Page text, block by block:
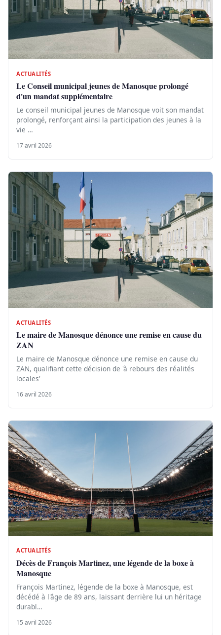
ACTUALITÉS
Le Conseil municipal jeunes de Manosque prolongé
d'un mandat supplémentaire
Le conseil municipal jeunes de Manosque voit son mandat
prolongé, renforçant ainsi la participation des jeunes à la
vie …
17 avril 2026
ACTUALITÉS
Le maire de Manosque dénonce une remise en cause du
ZAN
Le maire de Manosque dénonce une remise en cause du
ZAN, qualifiant cette décision de 'à rebours des réalités
locales'
16 avril 2026
ACTUALITÉS
Décès de François Martinez, une légende de la boxe à
Manosque
François Martinez, légende de la boxe à Manosque, est
décédé à l'âge de 89 ans, laissant derrière lui un héritage
durabl…
15 avril 2026